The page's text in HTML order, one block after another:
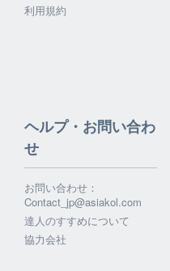
利用規約
ヘルプ・お問い合わ
せ
お問い合わせ：
Contact_jp@asiakol.com
達人のすすめについて
協力会社